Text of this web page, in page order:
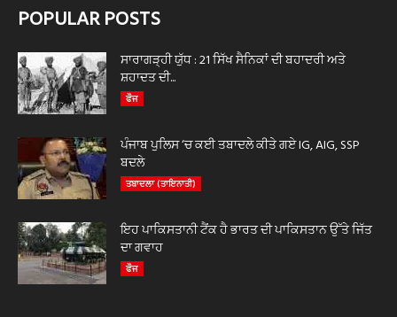
POPULAR POSTS
ਸਾਰਾਗੜ੍ਹੀ ਯੁੱਧ : 21 ਸਿੱਖ ਸੈਨਿਕਾਂ ਦੀ ਬਹਾਦਰੀ ਅਤੇ
ਸ਼ਹਾਦਤ ਦੀ...
ਫੌਜ
ਪੰਜਾਬ ਪੁਲਿਸ ‘ਚ ਕਈ ਤਬਾਦਲੇ ਕੀਤੇ ਗਏ IG, AIG, SSP
ਬਦਲੇ
ਤਬਾਦਲਾ (ਤਾਇਨਾਤੀ)
ਇਹ ਪਾਕਿਸਤਾਨੀ ਟੈਂਕ ਹੈ ਭਾਰਤ ਦੀ ਪਾਕਿਸਤਾਨ ਉੱਤੇ ਜਿੱਤ
ਦਾ ਗਵਾਹ
ਫੌਜ